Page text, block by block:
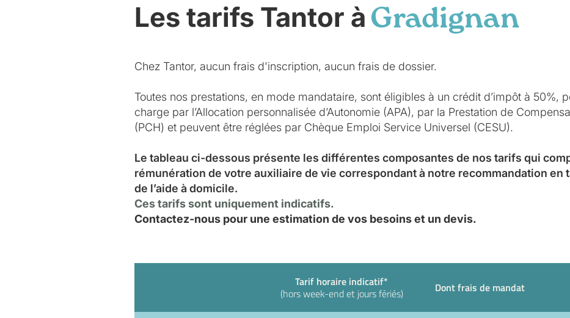
Les tarifs Tantor à Gradignan
Chez Tantor, aucun frais d'inscription, aucun frais de dossier.
Toutes nos prestations, en mode mandataire, sont éligibles à un crédit d’impôt à 50%,
charge par l’Allocation personnalisée d’Autonomie (APA), par la Prestation de
(PCH) et peuvent être réglées par Chèque Emploi Service Universel (CESU).
Le tableau ci-dessous présente les différentes composantes de nos tarifs qui
rémunération de votre auxiliaire de vie correspondant à notre recommandation en
de l’aide à domicile.
Ces tarifs sont uniquement indicatifs.
Contactez-nous pour une estimation de vos besoins et un devis.
Tarif horaire indicatif*
(hors week-end et jours fériés)
Dont frais de mandat